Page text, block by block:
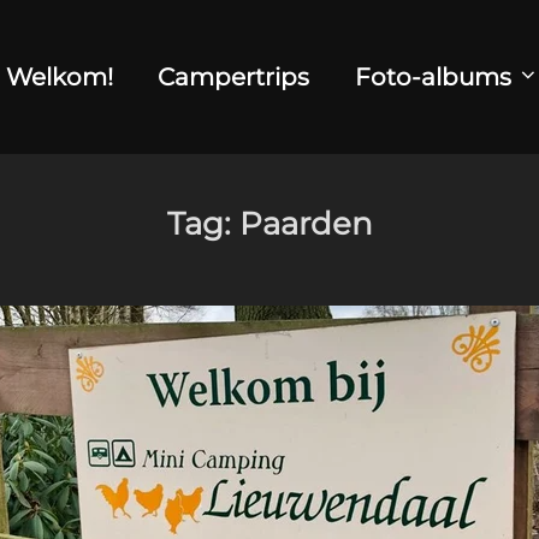
Welkom! Campertrips Foto-albums
Tag: Paarden